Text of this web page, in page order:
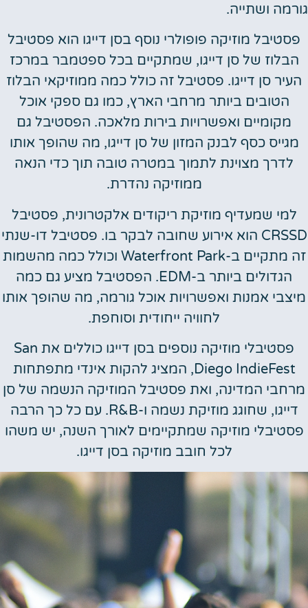
גורמה ושתייה.
פסטיבל מוזיקה פופולרי נוסף בסן דייגו הוא פסטיבל
הבלוז של סן דייגו, שמתקיים בכל ספטמבר במרכז
העיר סן דייגו. פסטיבל זה כולל כמה ממוזיקאי הבלוז
הטובים ביותר מרחבי הארץ, כמו גם ספקי אוכל
מקומיים ואפשרויות בירות מלאכה. הפסטיבל גם
מגייס כסף לבנק המזון של סן דייגו, מה שהופך אותו
לדרך מצוינת לתמוך במטרה טובה תוך כדי הנאה
ממוזיקה נהדרת.
למי שמעדיף מוזיקת ריקודים אלקטרונית, פסטיבל
CRSSD הוא אירוע שחובה לבקר בו. פסטיבל דו-שנתי
זה מתקיים ב-Waterfront Park וכולל כמה מהשמות
הגדולים ביותר ב-EDM. הפסטיבל מציע גם כמה
מיצבי אמנות ואפשרויות אוכל גורמה, מה שהופך אותו
לחוויה ייחודית וסוחפת.
פסטיבלי מוזיקה נוספים בסן דייגו כוללים את San
Diego IndieFest, המציג להקות אינדי מתפתחות
מרחבי המדינה, ואת פסטיבל המוזיקה הנשמה של סן
דייגו, שחוגג מוזיקת נשמה ו-R&B. עם כל כך הרבה
פסטיבלי מוזיקה שמתקיימים לאורך השנה, יש משהו
לכל חובב מוזיקה בסן דייגו.